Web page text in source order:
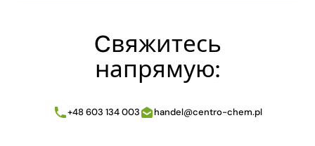
Cвяжитесь
напрямую:
+48 603 134 003 handel@centro-chem.pl